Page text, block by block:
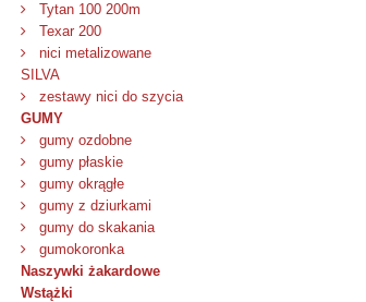
Tytan 100 200m
Texar 200
nici metalizowane
SILVA
zestawy nici do szycia
GUMY
gumy ozdobne
gumy płaskie
gumy okrągłe
gumy z dziurkami
gumy do skakania
gumokoronka
Naszywki żakardowe
Wstążki